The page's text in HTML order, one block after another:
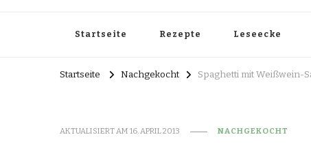
Startseite Rezepte Leseecke
Startseite Nachgekocht Spaghetti mit Weißwein-
AKTUALISIERT AM 16. APRIL 2013 NACHGEKOCHT